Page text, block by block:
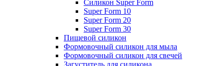
Силикон Super Form
Super Form 10
Super Form 20
Super Form 30
Пищевой силикон
Формовочный силикон для мыла
Формовочный силикон для свечей
Загуститель для силикона